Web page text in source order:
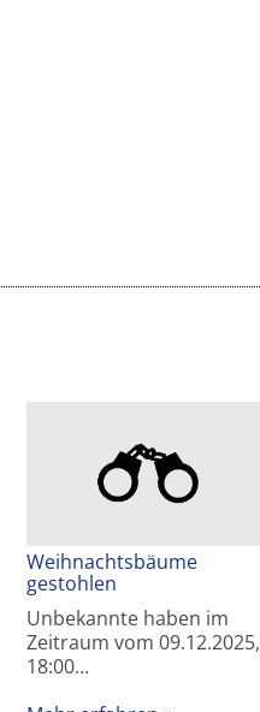
Weihnachtsbäume
gestohlen
Unbekannte haben im
Zeitraum vom 09.12.2025,
18:00…